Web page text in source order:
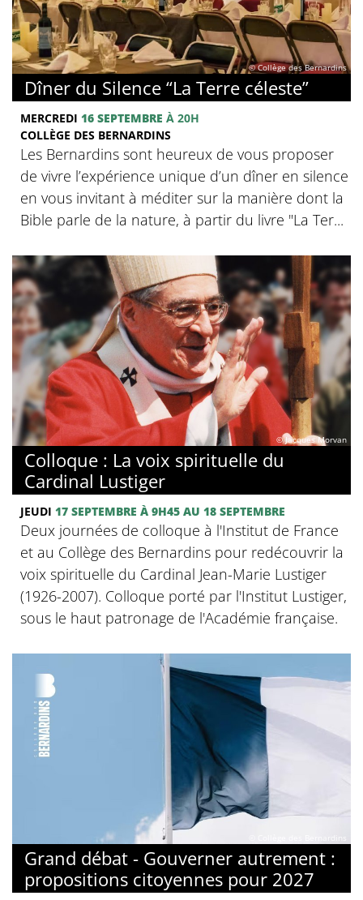
© Collège des Bernardins
Dîner du Silence “La Terre céleste”
MERCREDI 16 SEPTEMBRE À 20H
COLLÈGE DES BERNARDINS
Les Bernardins sont heureux de vous proposer
de vivre l’expérience unique d’un dîner en silence
en vous invitant à méditer sur la manière dont la
Bible parle de la nature, à partir du livre "La Ter...
© Jacques Morvan
Colloque : La voix spirituelle du
Cardinal Lustiger
JEUDI 17 SEPTEMBRE À 9H45 AU 18 SEPTEMBRE
Deux journées de colloque à l'Institut de France
et au Collège des Bernardins pour redécouvrir la
voix spirituelle du Cardinal Jean-Marie Lustiger
(1926-2007). Colloque porté par l'Institut Lustiger,
sous le haut patronage de l'Académie française.
Grand débat - Gouverner autrement :
propositions citoyennes pour 2027